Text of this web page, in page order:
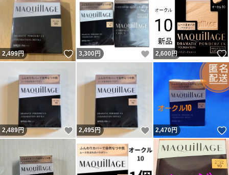
2,499円 いいね！
3,300 円 いいね！
2,600 円
2,489円 いいね！
2,495円 いいね！
2,470円